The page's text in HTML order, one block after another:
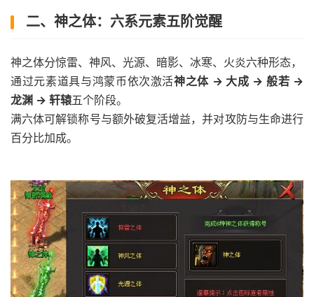
二、神之体：六系元素五阶觉醒
神之体分惊雷、神风、光源、暗影、冰寒、火炎六种形态，
通过元素道具与鸿蒙币依次激活神之体 → 大成 → 般若 →
龙渊 → 轩辕五个阶段。
满六体可解锁称号与额外破复活增益，并对攻防与生命进行
百分比加成。